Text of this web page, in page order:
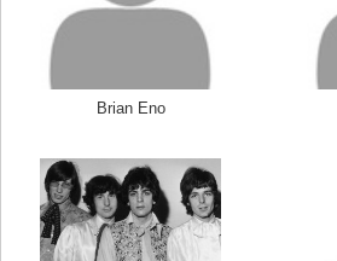
Brian Eno